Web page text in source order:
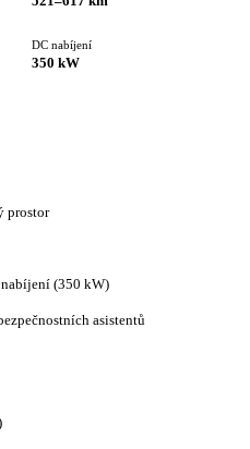
DC nabíjení
350 kW
prostor
(350 kW)
asistentů